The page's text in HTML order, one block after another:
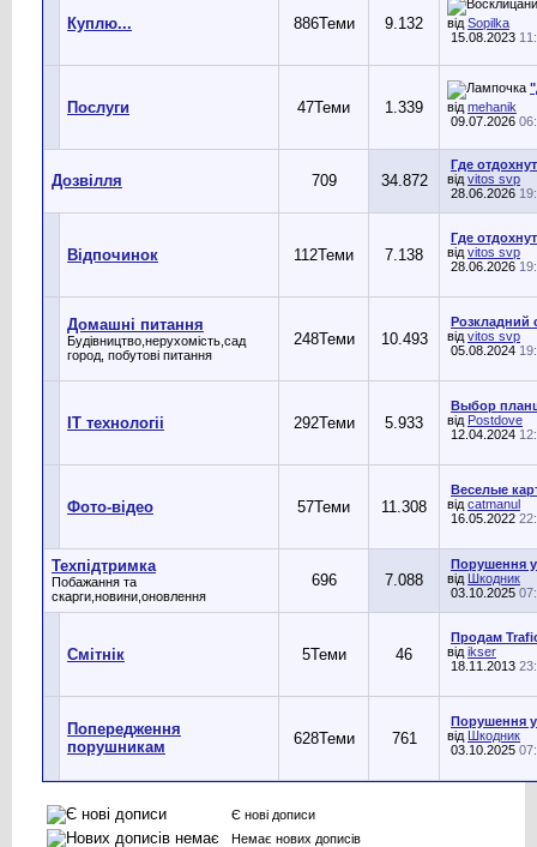
Куплю... 886Теми 9.132 від Sopilka
15.08.2023
Послуги 47Теми 1.339
від mehanik
09.07.2026
Дозвілля 709 34.872
Где
від vitos svp
28.06.2026
Відпочинок 112Теми 7.138
Где
від vitos svp
28.06.2026
Домашні питання
Будівництво,нерухомість,сад
город, побутові питання
248Теми 10.493
Розкладний
від vitos svp
05.08.2024
IT технологіі 292Теми 5.933
Выбор
від Postdove
12.04.2024
Фото-відео 57Теми 11.308
Веселые
від catmanul
16.05.2022
Техпідтримка
Побажання та
скарги,новини,оновлення
696 7.088
Порушення
від Шкодник
03.10.2025
Смітнік 5Теми 46
Продам
від ikser
18.11.2013
Попередження
порушникам
628Теми 761
Порушення
від Шкодник
03.10.2025
Є нові дописи
Немає нових дописів